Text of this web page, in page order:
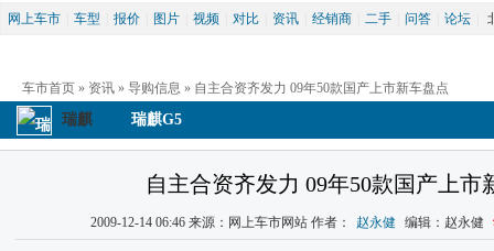
网上车市 车型 报价 图片 视频 对比 资讯 经销商 二手 问答 论坛
车市首页 » 资讯 » 导购信息 » 自主合资齐发力 09年50款国产上市新车盘点
瑞麒 瑞麒G5
自主合资齐发力 09年50款国产上市
2009-12-14 06:46 来源：网上车市网站 作者： 赵永健 编辑：赵永健